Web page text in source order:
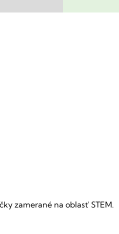
zamerané na oblasť STEM.